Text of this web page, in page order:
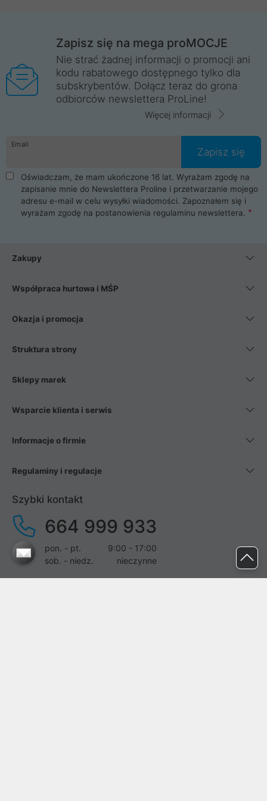
Zapisz się na mega proMOCJE
Nie strać żadnej informacji o promocji ani
kodu rabatowego dostępnego tylko dla
subskrybentów. Dołącz teraz do grona
odbiorców newslettera ProLine!
Więcej informacji
Email
Zapisz się
Oświadczam, że mam ukończone 16 lat. Wyrażam zgodę na
zapisanie mnie do Newslettera Proline i przetwarzanie mojego
adresu e-mail w celu wysyłki wiadomości. Zapoznałem się i
wyrażam zgodę na postanowienia regulaminu newslettera.
Zakupy
Współpraca hurtowa i MŚP
Okazja i promocja
Struktura strony
Sklepy marek
Wsparcie klienta i serwis
Informacje o firmie
Regulaminy i regulacje
Szybki kontakt
664 999 933
pon. - pt.
9:00 - 17:00
sob. - niedz.
nieczynne